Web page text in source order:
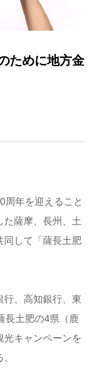
ために地方金
周年を迎えること
た薩摩、長州、土
同して「薩長土肥
行、高知銀行、東
長土肥の4県（鹿
光キャンペーンを